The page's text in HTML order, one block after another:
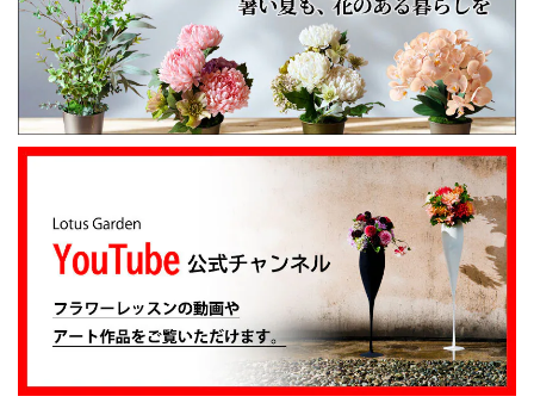
姉の誕生日に花束を注文しました。 予め希望やイメージを
伝えたところ、レアなバラを入れて下さり、ワンランクアッ
プでハイセンスな華やかな花束を作ってくださいました。
姉も大変喜んでくれて、大満足です。 また、お願いしま
す。 安心してお願いできるお花屋さんです。
大変嬉しいレビューありがとうございます。 お
姉さんも喜んでくださり安心しました。 また、
アンティークブーケ（カビン付き）